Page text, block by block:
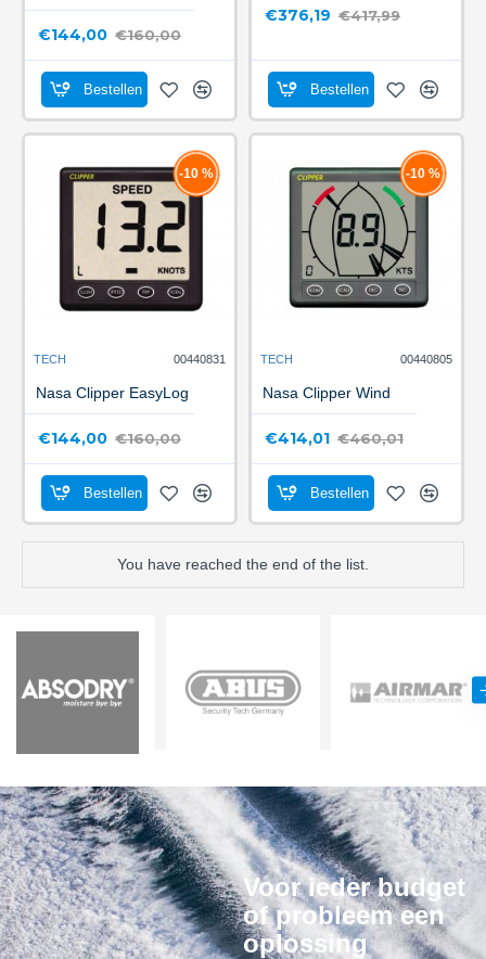
€144,00 €160,00
Bestellen
€376,19 €417,99
Bestellen
-10 %
TECH 00440831
Nasa Clipper EasyLog
€144,00 €160,00
Bestellen
-10 %
TECH 00440805
Nasa Clipper Wind
€414,01 €460,01
Bestellen
You have reached the end of the list.
Voor ieder budget
of probleem een
oplossing